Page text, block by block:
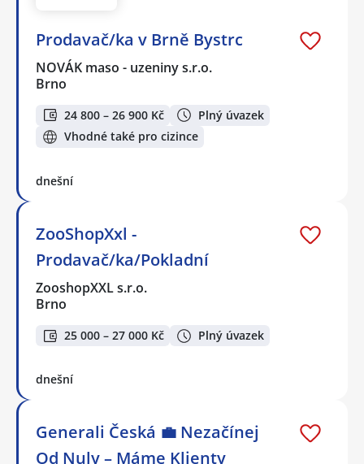
Prodavač/ka v Brně Bystrc
NOVÁK maso - uzeniny s.r.o.
Brno
24 800 – 26 900 Kč
Plný úvazek
Vhodné také pro cizince
dnešní
ZooShopXxl -
Prodavač/ka/Pokladní
ZooshopXXL s.r.o.
Brno
25 000 – 27 000 Kč Plný úvazek
dnešní
Generali Česká 💼 Nezačínej
Od Nuly – Máme Klienty